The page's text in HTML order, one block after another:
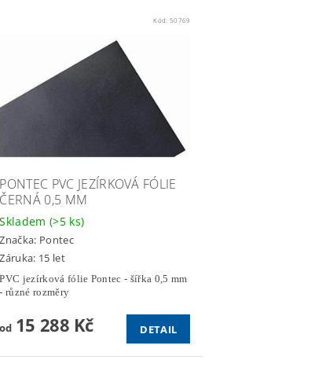
Kód: 50769
PONTEC PVC JEZÍRKOVÁ FÓLIE
ČERNÁ 0,5 MM
Skladem (>5 ks)
Značka: Pontec
Záruka: 15 let
PVC jezírková fólie Pontec - šířka 0,5 mm
- různé rozměry
od15 288 Kč DETAIL